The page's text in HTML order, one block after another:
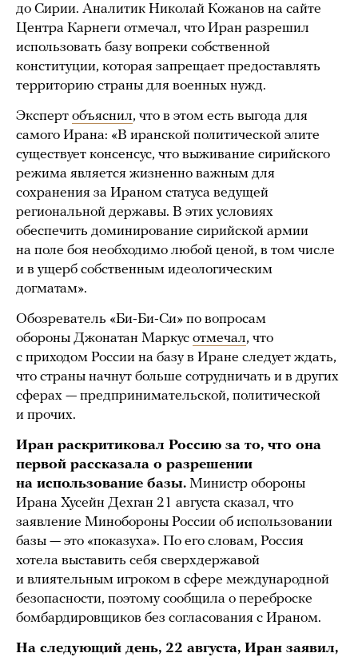
до Сирии. Аналитик Николай Кожанов на сайте
Центра Карнеги отмечал, что Иран разрешил
использовать базу вопреки собственной
конституции, которая запрещает предоставлять
территорию страны для военных нужд.
Эксперт объяснил, что в этом есть выгода для
самого Ирана: «В иранской политической элите
существует консенсус, что выживание сирийского
режима является жизненно важным для
сохранения за Ираном статуса ведущей
региональной державы. В этих условиях
обеспечить доминирование сирийской армии
на поле боя необходимо любой ценой, в том числе
и в ущерб собственным идеологическим
догматам».
Обозреватель «Би-Би-Си» по вопросам
обороны Джонатан Маркус отмечал, что
с приходом России на базу в Иране следует ждать,
что страны начнут больше сотрудничать и в других
сферах — предпринимательской, политической
и прочих.
Иран раскритиковал Россию за то, что она
первой рассказала о разрешении
на использование базы. Министр обороны
Ирана Хусейн Дехган 21 августа сказал, что
заявление Минобороны России об использовании
базы — это «показуха». По его словам, Россия
хотела выставить себя сверхдержавой
и влиятельным игроком в сфере международной
безопасности, поэтому сообщила о переброске
бомбардировщиков без согласования с Ираном.
На следующий день, 22 августа, Иран заявил,